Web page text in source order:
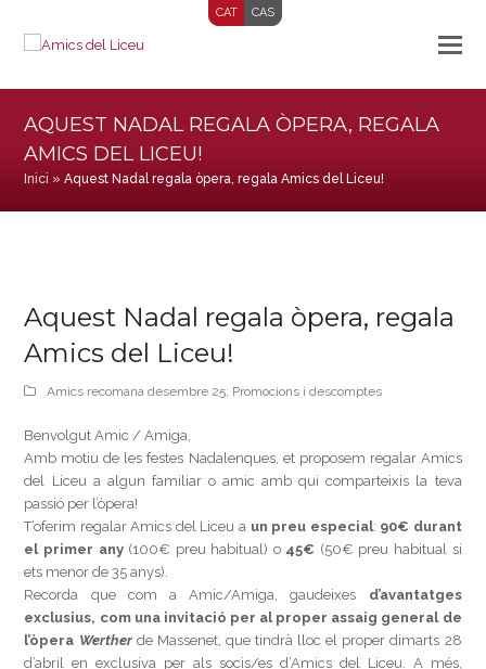
CAT CAS
AQUEST NADAL REGALA ÒPERA, REGALA
AMICS DEL LICEU!
Inici »Aquest Nadal regala òpera, regala Amics del Liceu!
Aquest Nadal regala òpera, regala
Amics del Liceu!
Amics recomana desembre 25, Promocions i descomptes
Benvolgut Amic / Amiga,
Amb motiu de les festes Nadalenques, et proposem regalar Amics
del Liceu a algun familiar o amic amb qui comparteixis la teva
passió per l’òpera!
T’oferim regalar Amics del Liceu a un preu especial: 90€ durant
el primer any(100€ preu habitual) o45€ (50€ preu habitual si
ets menor de 35 anys).
Recorda que com a Amic/Amiga, gaudeixes d’avantatges
exclusius, com una invitació per al proper assaig general de
l’òpera Werther de Massenet, que tindrà lloc el proper dimarts 28
d’abril en exclusiva per als socis/es d’Amics del Liceu. A més,